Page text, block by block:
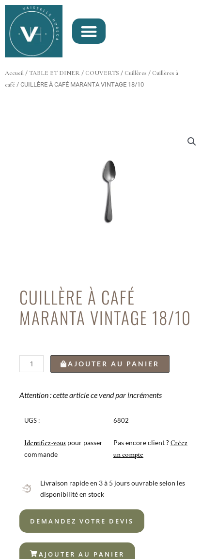
Aller
contenu
Accueil / TABLE ET DINER / COUVERTS / Cuillères / Cuillères à
café / CUILLÈRE À CAFÉ MARANTA VINTAGE 18/10
CUILLÈRE À CAFÉ
MARANTA VINTAGE 18/10
quantité
de
À
MARANTA
18/10
AJOUTER AU PANIER
Attention : cette article ce vend par incréments
UGS :
Identifiez-vous pour passer
commande
6802
Pas encore client ?Créez
un compte
Livraison rapide en 3 à 5 jours ouvrable selon les
disponibilité en stock
DEMANDEZ VOTRE DEVIS
AJOUTER AU PANIER